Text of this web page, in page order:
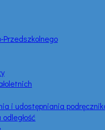
Przedszkolnego
i udostępniania